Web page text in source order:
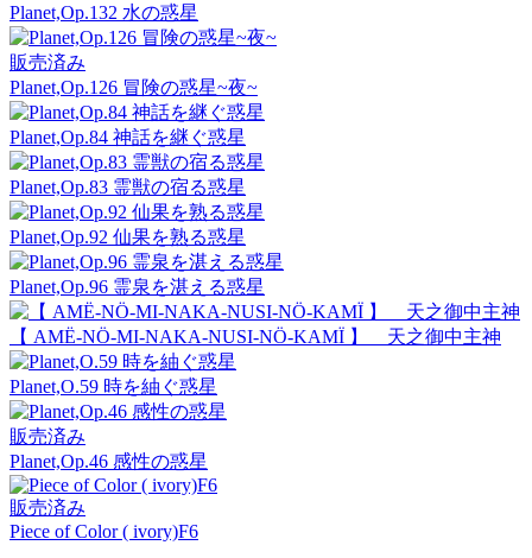
Planet,Op.132 水の惑星
販売済み
Planet,Op.126 冒険の惑星~夜~
Planet,Op.84 神話を継ぐ惑星
Planet,Op.83 霊獣の宿る惑星
Planet,Op.92 仙果を熟る惑星
Planet,Op.96 霊泉を湛える惑星
【 AMË-NÖ-MI-NAKA-NUSI-NÖ-KAMÏ 】 天之御中主神
Planet,O.59 時を紬ぐ惑星
販売済み
Planet,Op.46 感性の惑星
販売済み
Piece of Color ( ivory)F6